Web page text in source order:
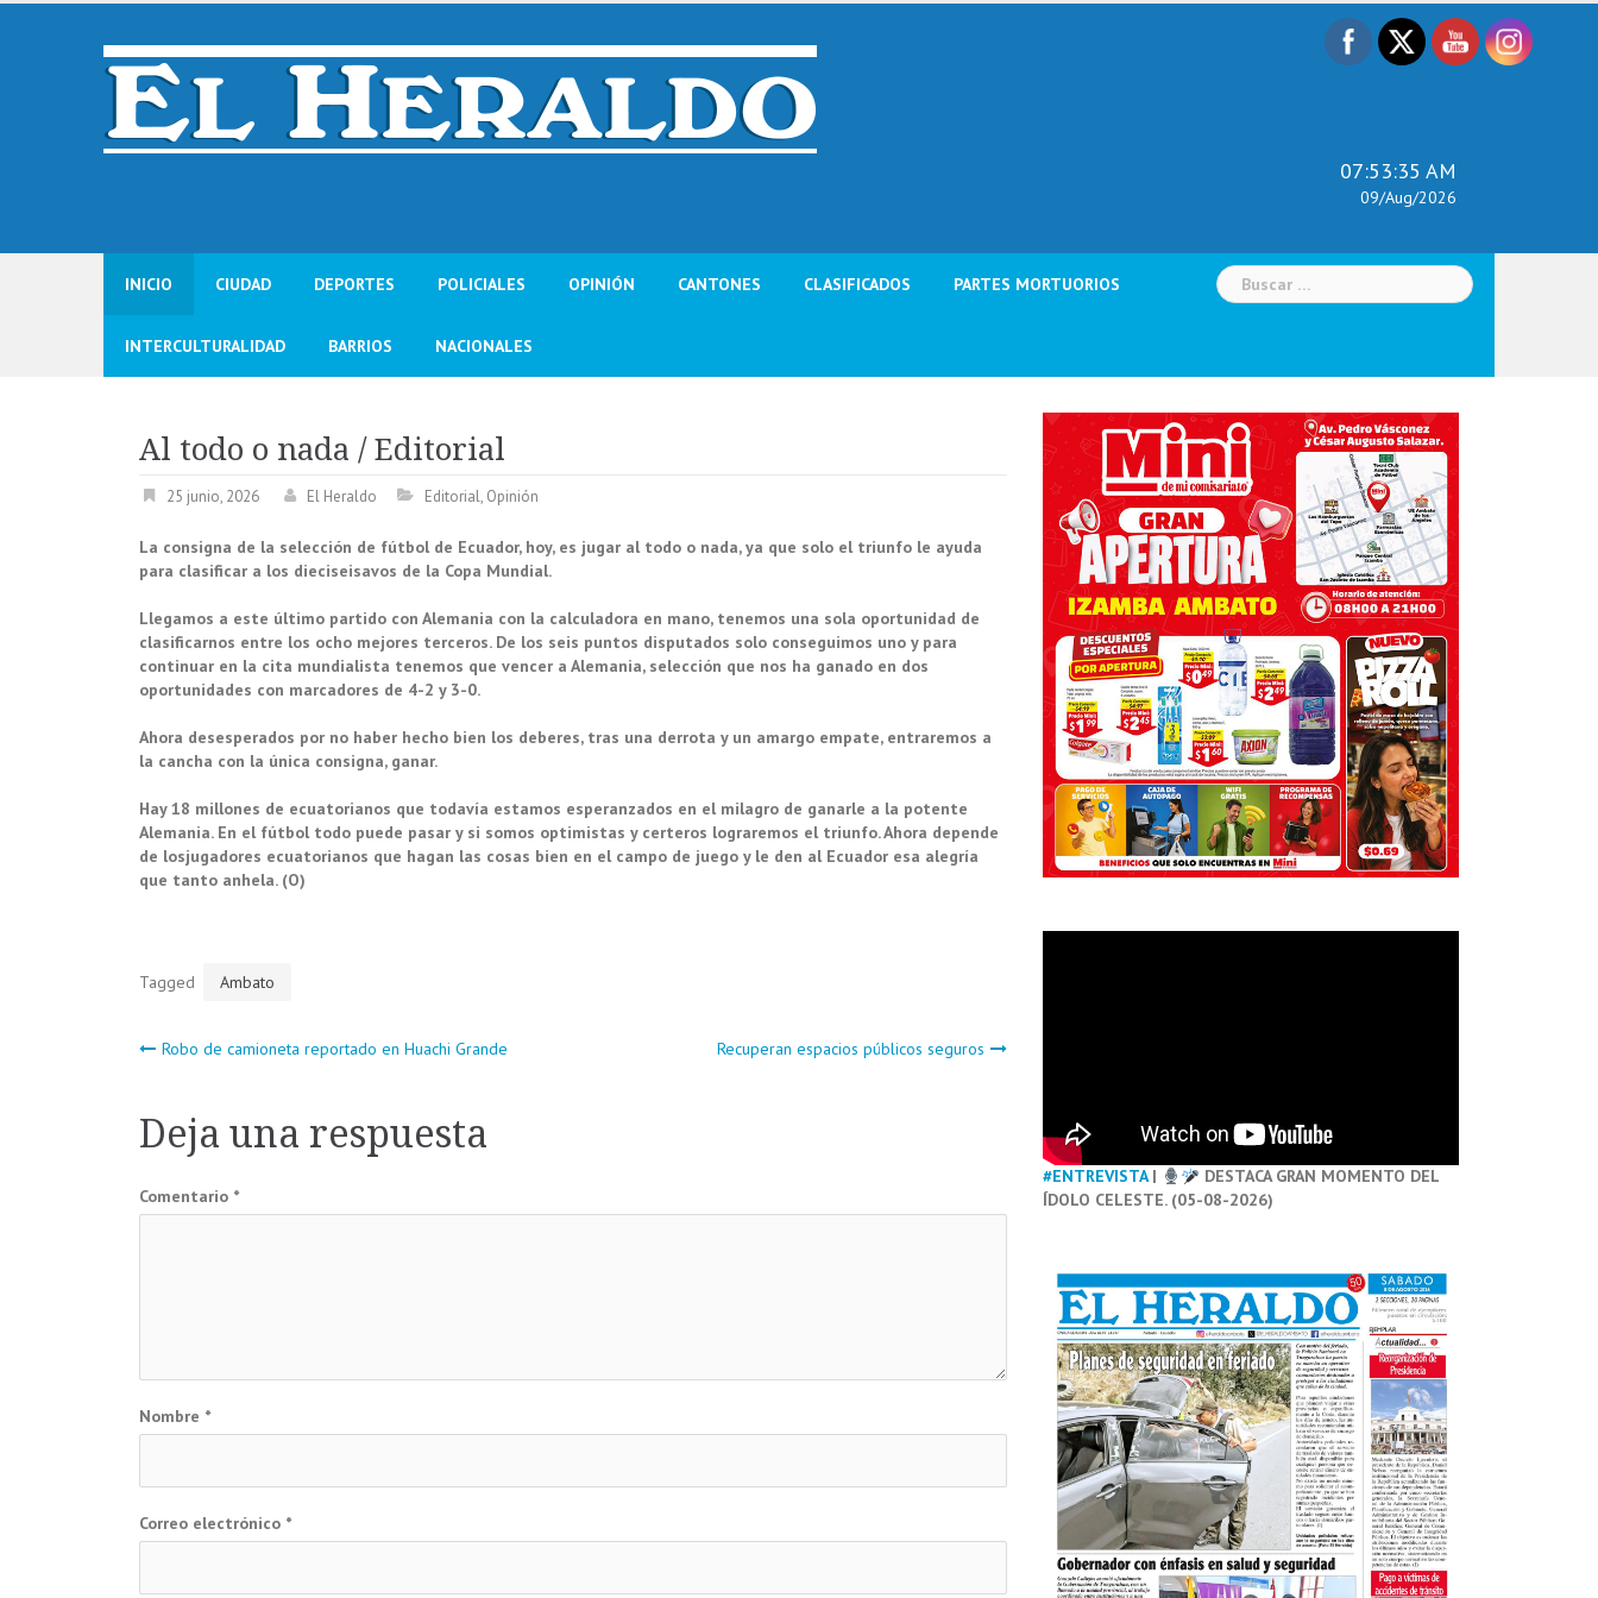
Skip
07:53:36 AM
09/Aug/2026
INICIO CIUDAD DEPORTES POLICIALES OPINIÓN CANTONES CLASIFICADOS PARTES MORTUORIOS
INTERCULTURALIDAD BARRIOS NACIONALES
Buscar:
Al todo o nada / Editorial
25 junio, 2026 El Heraldo Editorial, Opinión
La consigna de la selección de fútbol de Ecuador, hoy, es jugar al todo o nada, ya que solo el triunfo le ayuda
para clasificar a los dieciseisavos de la Copa Mundial.
Llegamos a este último partido con Alemania con la calculadora en mano, tenemos una sola oportunidad de
clasificarnos entre los ocho mejores terceros. De los seis puntos disputados solo conseguimos uno y para
continuar en la cita mundialista tenemos que vencer a Alemania, selección que nos ha ganado en dos
oportunidades con marcadores de 4-2 y 3-0.
Ahora desesperados por no haber hecho bien los deberes, tras una derrota y un amargo empate, entraremos a
la cancha con la única consigna, ganar.
Hay 18 millones de ecuatorianos que todavía estamos esperanzados en el milagro de ganarle a la potente
Alemania. En el fútbol todo puede pasar y si somos optimistas y certeros lograremos el triunfo. Ahora depende
de losjugadores ecuatorianos que hagan las cosas bien en el campo de juego y le den al Ecuador esa alegría
que tanto anhela. (O)
Tagged Ambato
Navegación
de
entradas
Robo de camioneta reportado en Huachi Grande Recuperan espacios públicos seguros
Deja una respuesta
Comentario *
Nombre *
Correo electrónico *
#ENTREVISTA|
DESTACA GRAN MOMENTO DEL
ÍDOLO CELESTE. (05-08-2026)